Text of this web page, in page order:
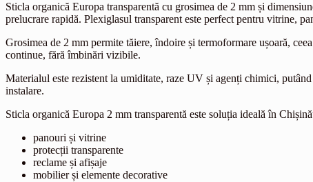
Sticla organică Europa transparentă cu grosimea de 2 mm și
prelucrare rapidă. Plexiglasul transparent este perfect pentru vitrine,
Grosimea de 2 mm permite tăiere, îndoire și termoformare ușoară,
continue, fără îmbinări vizibile.
Materialul este rezistent la umiditate, raze UV și agenți chimici,
instalare.
Sticla organică Europa 2 mm transparentă este soluția ideală în
panouri și vitrine
protecții transparente
reclame și afișaje
mobilier și elemente decorative